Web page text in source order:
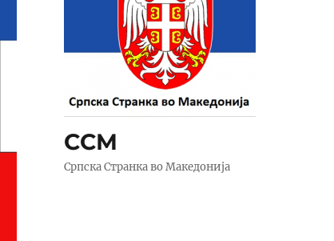
ССМ
Српска Странка во Македонија